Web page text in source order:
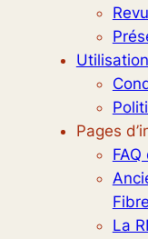
Utilisation
Pages
La